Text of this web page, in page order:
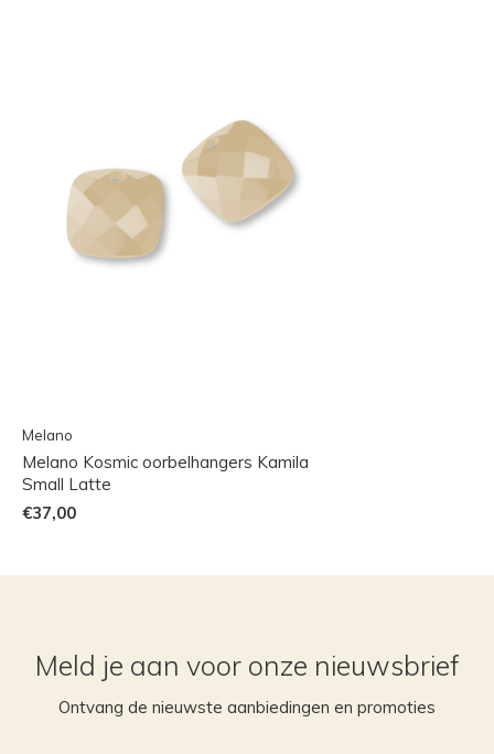
Melano
Melano Kosmic oorbelhangers Kamila
Small Latte
€37,00
Meld je aan voor onze nieuwsbrief
Ontvang de nieuwste aanbiedingen en promoties